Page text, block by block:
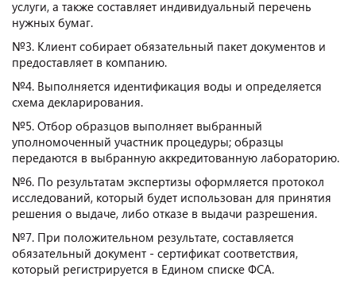
услуги, а также составляет индивидуальный перечень
нужных бумаг.
№3. Клиент собирает обязательный пакет документов и
предоставляет в компанию.
№4. Выполняется идентификация воды и определяется
схема декларирования.
№5. Отбор образцов выполняет выбранный
уполномоченный участник процедуры; образцы
передаются в выбранную аккредитованную лабораторию.
№6. По результатам экспертизы оформляется протокол
исследований, который будет использован для принятия
решения о выдаче, либо отказе в выдачи разрешения.
№7. При положительном результате, составляется
обязательный документ - сертификат соответствия,
который регистрируется в Едином списке ФСА.